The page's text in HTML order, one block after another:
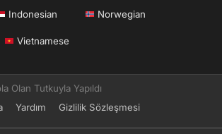
Indonesian Norwegian
Vietnamese
Olan Tutkuyla Yapıldı
Yardım Gizlilik Sözleşmesi